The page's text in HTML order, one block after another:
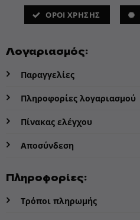
ΌΡΟΙ ΧΡΗΣΗΣ
Λογαριασμός:
Παραγγελίες
Πληροφορίες λογαριασμού
Πίνακας ελέγχου
Αποσύνδεση
Πληροφορίες:
Τρόποι πληρωμής